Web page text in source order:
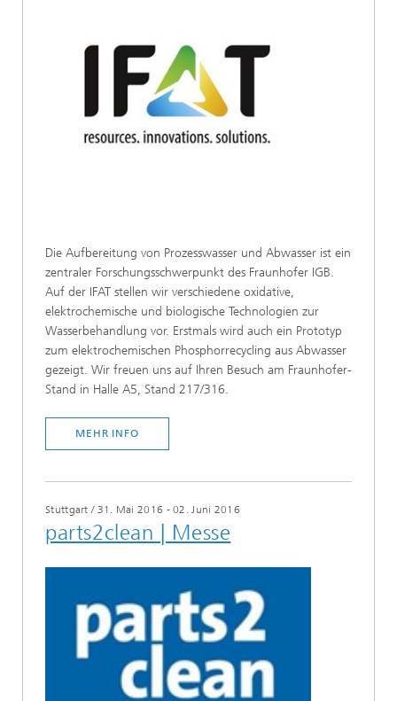
Die Aufbereitung von Prozesswasser und Abwasser ist ein
zentraler Forschungsschwerpunkt des Fraunhofer IGB.
Auf der IFAT stellen wir verschiedene oxidative,
elektrochemische und biologische Technologien zur
Wasserbehandlung vor. Erstmals wird auch ein Prototyp
zum elektrochemischen Phosphorrecycling aus Abwasser
gezeigt. Wir freuen uns auf Ihren Besuch am Fraunhofer-
Stand in Halle A5, Stand 217/316.
MEHR INFO
Stuttgart / 31. Mai 2016 - 02. Juni 2016
parts2clean | Messe